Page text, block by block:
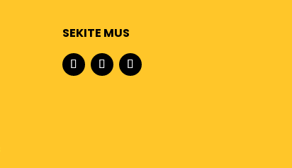
SEKITE MUS